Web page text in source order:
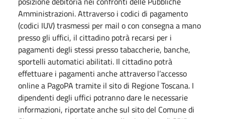
Amministrazioni. Attraverso i codici di pagamento
(codici IUV) trasmessi per mail o con consegna a mano
presso gli uffici, il cittadino potrà recarsi per i
pagamenti degli stessi presso tabaccherie, banche,
sportelli automatici abilitati. Il cittadino potrà
effettuare i pagamenti anche attraverso l’accesso
online a PagoPA tramite il sito di Regione Toscana. I
dipendenti degli uffici potranno dare le necessarie
informazioni, riportate anche sul sito del Comune di